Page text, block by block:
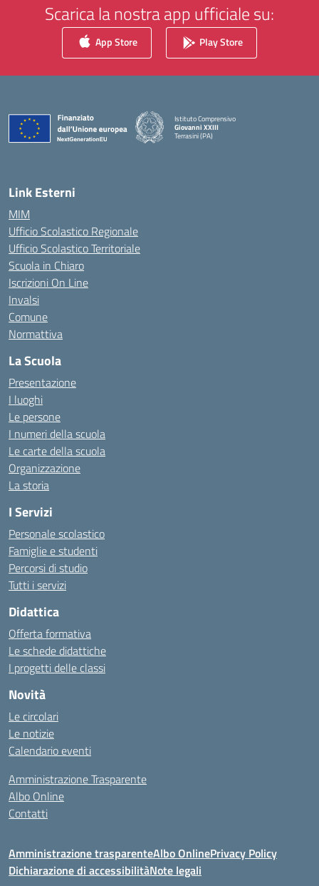
Scarica la nostra app ufficiale su:
App Store Play Store
Istituto Comprensivo
Giovanni XXIII
Terrasini (PA)
Link Esterni
MIM
Ufficio Scolastico Regionale
Ufficio Scolastico Territoriale
Scuola in Chiaro
Iscrizioni On Line
Invalsi
Comune
Normattiva
La Scuola
Presentazione
I luoghi
Le persone
I numeri della scuola
Le carte della scuola
Organizzazione
La storia
I Servizi
Personale scolastico
Famiglie e studenti
Percorsi di studio
Tutti i servizi
Didattica
Offerta formativa
Le schede didattiche
I progetti delle classi
Novità
Le circolari
Le notizie
Calendario eventi
Amministrazione Trasparente
Albo Online
Contatti
Amministrazione trasparenteAlbo OnlinePrivacy Policy
Dichiarazione di accessibilitàNote legali